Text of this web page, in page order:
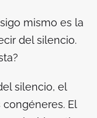
mismo es la
del silencio.
silencio, el
El